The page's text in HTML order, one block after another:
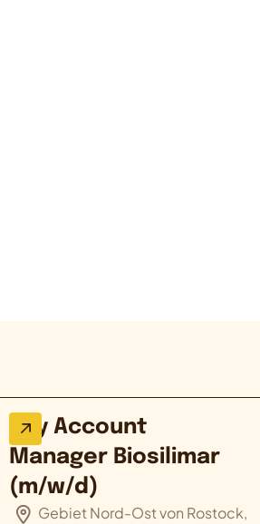
Key Account
Manager Biosilimar
(m/w/d)
Gebiet Nord-Ost von Rostock,